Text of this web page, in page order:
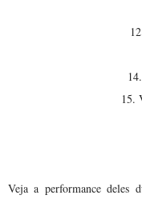
15.
Veja a performance deles